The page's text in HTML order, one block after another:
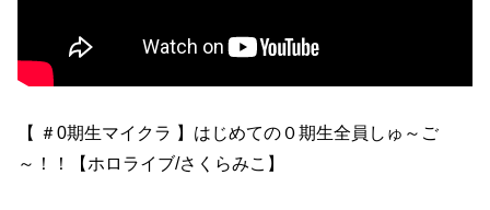
【 ＃0期生マイクラ 】はじめての０期生全員しゅ～ご
～！！【ホロライブ/さくらみこ】